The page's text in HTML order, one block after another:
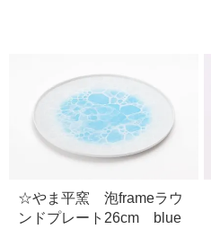
☆やま平窯 泡frameラウ
ンドプレート26cm blue